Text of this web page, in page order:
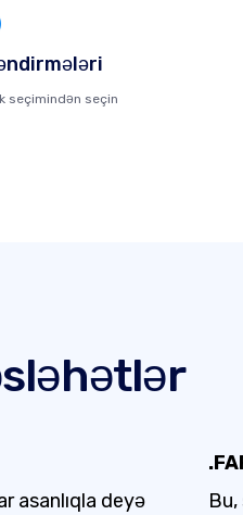
seçimindən seçin
asanlıqla deyə